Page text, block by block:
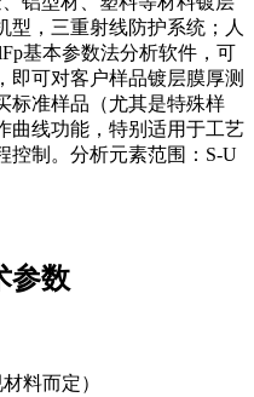
型，三重射线防护系统；人
基本参数法分析软件，可
即可对客户样品镀层膜厚测
标准样品（尤其是特殊样
曲线功能，特别适用于工艺
控制。分析元素范围：S-U
参数
料而定）